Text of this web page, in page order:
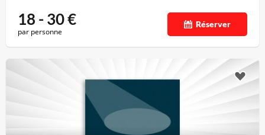
18 - 30€
par personne
Réserver